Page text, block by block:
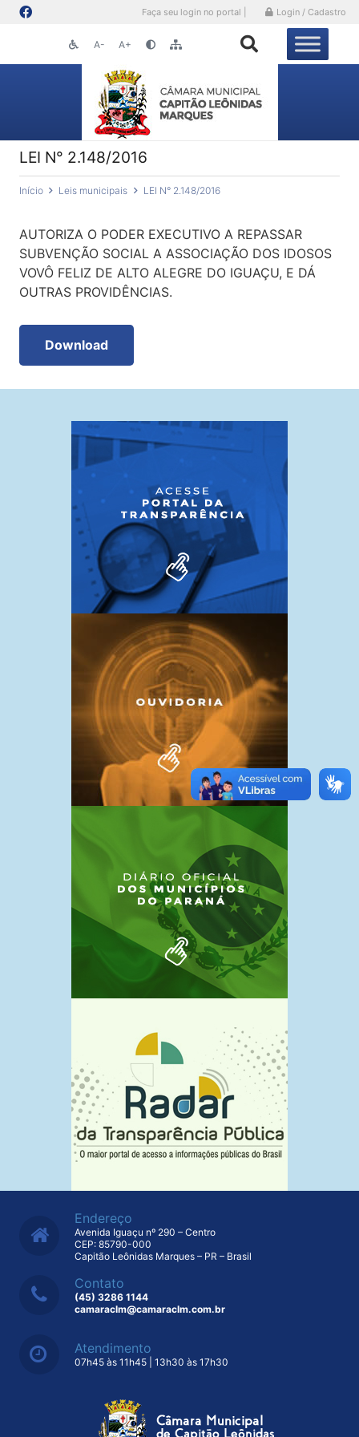
Faça seu login no portal | Login / Cadastro
A- A+
LEI N° 2.148/2016
Início Leis municipais LEI N° 2.148/2016
AUTORIZA O PODER EXECUTIVO A REPASSAR
SUBVENÇÃO SOCIAL A ASSOCIAÇÃO DOS IDOSOS
VOVÔ FELIZ DE ALTO ALEGRE DO IGUAÇU, E DÁ
OUTRAS PROVIDÊNCIAS.
Download
Endereço
Avenida Iguaçu nº 290 – Centro
CEP: 85790-000
Capitão Leônidas Marques – PR – Brasil
Contato
(45) 3286 1144
camaraclm@camaraclm.com.br
Atendimento
07h45 às 11h45 | 13h30 às 17h30